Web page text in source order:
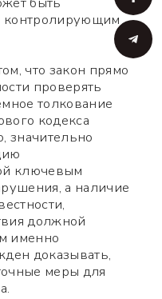
контролирующим
что закон прямо
проверять
толкование
кодекса
значительно
ключевым
а наличие
должной
именно
доказывать,
меры для